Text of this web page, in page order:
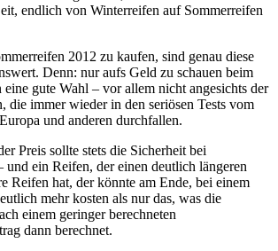
endlich von Winterreifen auf Sommerreifen
2012 zu kaufen, sind genau diese
Denn: nur aufs Geld zu schauen beim
gute Wahl – vor allem nicht angesichts der
die immer wieder in den seriösen Tests vom
und anderen durchfallen.
Preis sollte stets die Sicherheit bei
und ein Reifen, der einen deutlich längeren
Reifen hat, der könnte am Ende, bei einem
mehr kosten als nur das, was die
einem geringer berechneten
dann berechnet.